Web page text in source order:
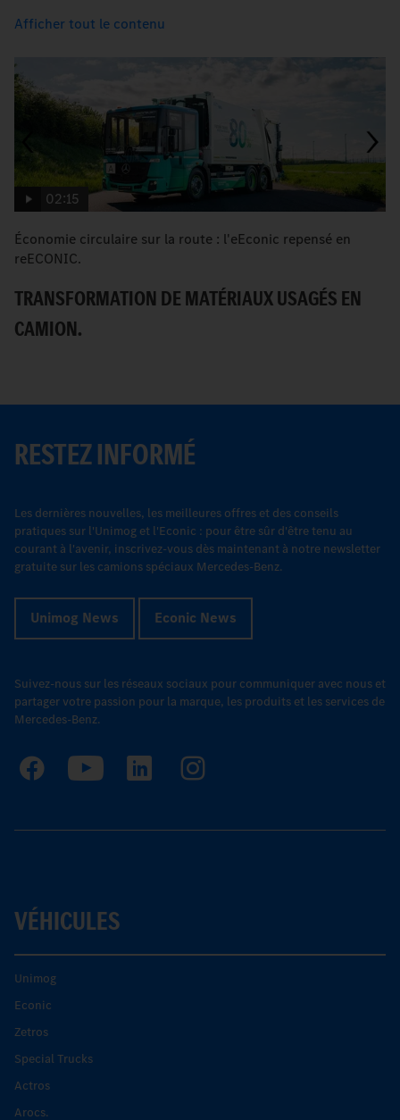
Afficher tout le contenu
02:15
Économie circulaire sur la route : l'eEconic repensé en
reECONIC.
TRANSFORMATION DE MATÉRIAUX USAGÉS EN
CAMION.
RESTEZ INFORMÉ
Les dernières nouvelles, les meilleures offres et des conseils
pratiques sur l'Unimog et l'Econic : pour être sûr d'être tenu au
courant à l'avenir, inscrivez-vous dès maintenant à notre newsletter
gratuite sur les camions spéciaux Mercedes-Benz.
Unimog News Econic News
Suivez-nous sur les réseaux sociaux pour communiquer avec nous et
partager votre passion pour la marque, les produits et les services de
Mercedes-Benz.
VÉHICULES
Unimog
Econic
Zetros
Special Trucks
Actros
Arocs.